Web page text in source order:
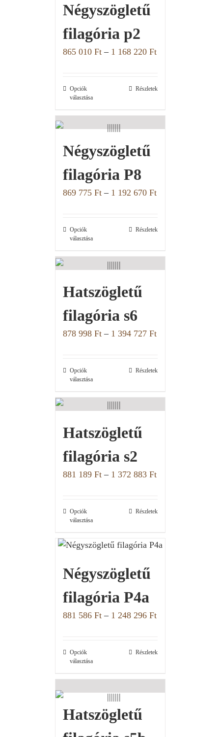
Négyszögletű
filagória p2
865 010 Ft– 1 168 220 Ft
Opciók
választása
Részletek
Négyszögletű
filagória P8
869 775 Ft– 1 192 670 Ft
Opciók
választása
Részletek
Hatszögletű
filagória s6
878 998 Ft– 1 394 727 Ft
Opciók
választása
Részletek
Hatszögletű
filagória s2
881 189 Ft– 1 372 883 Ft
Opciók
választása
Részletek
Négyszögletű
filagória P4a
881 586 Ft– 1 248 296 Ft
Opciók
választása
Részletek
Hatszögletű